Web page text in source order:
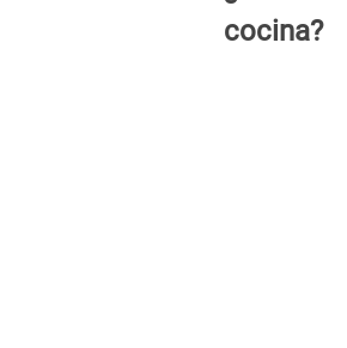
cocina?